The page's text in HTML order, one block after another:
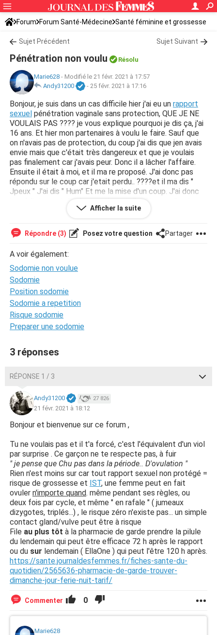
Forum Forum Santé-Médecine Santé féminine et grossesse
Tomber enceinte
Sujet Précédent Sujet Suivant
Pénétration non voulu Résolu
Marie628 - Modifié le 21 févr. 2021 à 17:57
Andy31200
- 25 févr. 2021 à 17:16
Bonjour, je suis dans un cas difficile hier j'ai eu un rapport
sexuel pénétration vaginale sans protection, QUE JE NE
VOULAIS PAS ???? je vous explique pourquoi je dis ça, j'ai
16 ans. Et hier mon partenaires à voulu le faire. Sauf que
on n'avais pas de protection, du coup j'ai dis que jen avais
envie mais que c'était très dangereux et que je voulais
pas finalement car j'avais peur. Donc il a lâcher l'affaire.
Ensuite il était à moi, et il ma re proposé. J'ai donc pas
répondu sur le coup car j'etait perdu.. ????et il ma dis "
Jpeux " J'ai dis " Hum" Et me la mise d'un coup. J'ai donc
immédiatement dis de se retirer et d'arrêter car j'avais
trop mal et c'était dangereux ! Je sais pas.. Si on peut
J'ai dis oui. Ni non. Est ce que j'ai de grand risque ? Tant
donné que il n'a pas Éjaculé et qui ses retirer de suite car
j'ai dis stop, tant donné que c'était hier et que je pense
que Chu pas dans la période.. D'ovulation mes règles sont
dans 7 jours. Merci de me répondre svp je suis perdu et je
suis très stressé.. ????À L'AIDE ????
Afficher la suite
Répondre (3) Posez votre question Partager
A voir également:
Sodomie non voulue
Sodomie
Position sodomie
Sodomie a repetition
Risque sodomie
Preparer une sodomie
3 réponses
RÉPONSE 1 / 3
Andy31200 27 826
21 févr. 2021 à 18:12
Bonjour et bienvenue sur ce forum ,
Tu ne voulais pas et il t'a forcé, c'est l'équivalent d'un viol
par surprise . Ce garçon ne te respecte pas, à fuir
" je pense que Chu pas dans la période.. D'ovulation "
Rien n'est moins sur car tout rapport sexuel non protégé =
risque de grossesse et IST, une femme peut en fait
ovuler n'importe quand. même pendant ses règles, ou
deux fois par cycle, et même " en rafale " ( jumeaux
dizygotes, triplés...) , le risque zéro n'existe pas... un simple
contact gland/vulve peut être à risque
File au plus tôt à la pharmacie de garde prendre la pilule
du lendemain qui peut être efficace 72 h après le rapport
ou du sur lendemain ( EllaOne ) qui peut l'être 120 h après.
https://sante.journaldesfemmes.fr/fiches-sante-du-
quotidien/2565636-pharmacie-de-garde-trouver-
dimanche-jour-ferie-nuit-tarif/
Commenter 0
Marie628